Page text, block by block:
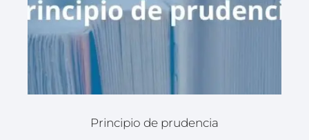
Principio de prudencia